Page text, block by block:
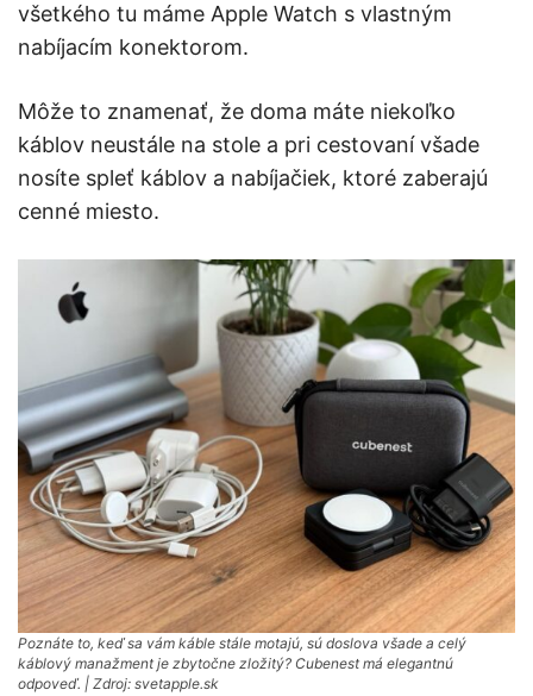
všetkého tu máme Apple Watch s vlastným
nabíjacím konektorom.
Môže to znamenať, že doma máte niekoľko
káblov neustále na stole a pri cestovaní všade
nosíte spleť káblov a nabíjačiek, ktoré zaberajú
cenné miesto.
Poznáte to, keď sa vám káble stále motajú, sú doslova všade a celý
káblový manažment je zbytočne zložitý? Cubenest má elegantnú
odpoveď. | Zdroj: svetapple.sk